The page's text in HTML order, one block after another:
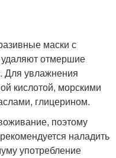
маски с
отмершие
Для увлажнения
кислотой, морскими
глицерином.
поэтому
наладить
употребление